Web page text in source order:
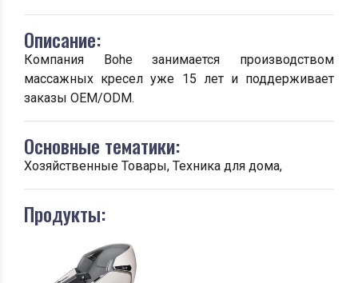
Описание:
Компания Bohe занимается производством
массажных кресел уже 15 лет и поддерживает
заказы OEM/ODM.
Основные тематики:
Хозяйственные Товары, Техника для дома,
Продукты: